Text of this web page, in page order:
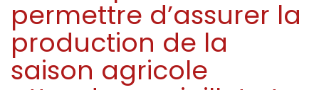
permettre d’assurer la
production de la
saison agricole